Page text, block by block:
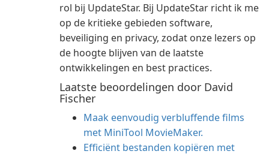
rol bij UpdateStar. Bij UpdateStar richt ik me
op de kritieke gebieden software,
beveiliging en privacy, zodat onze lezers op
de hoogte blijven van de laatste
ontwikkelingen en best practices.
Laatste beoordelingen door David
Fischer
Maak eenvoudig verbluffende films
met MiniTool MovieMaker.
Efficiënt bestanden kopiëren met